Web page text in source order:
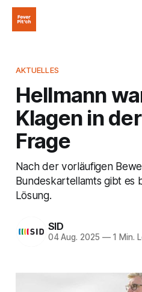
AKTUELLES
Hellmann
Klagen in
Frage
Nach der vorläufigen
Bundeskartellamts gibt es
Lösung.
SID
04 Aug. 2025 —1 Min.